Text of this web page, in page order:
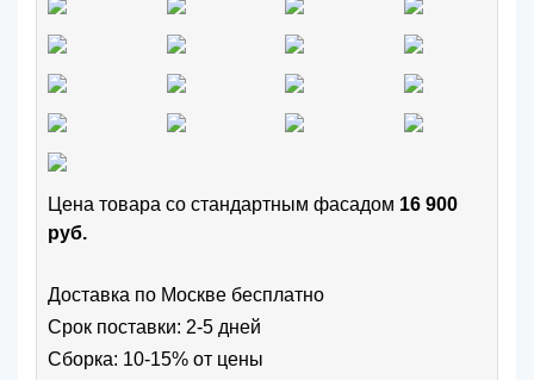
Цена товара cо стандартным фасадом 16 900
руб.
Доставка по Москве бесплатно
Срок поставки: 2-5 дней
Сборка: 10-15% от цены